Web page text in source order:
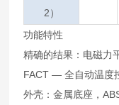
2）
功能特性
精确的结果：电磁力
FACT — 全自动温度
外壳：金属底座，